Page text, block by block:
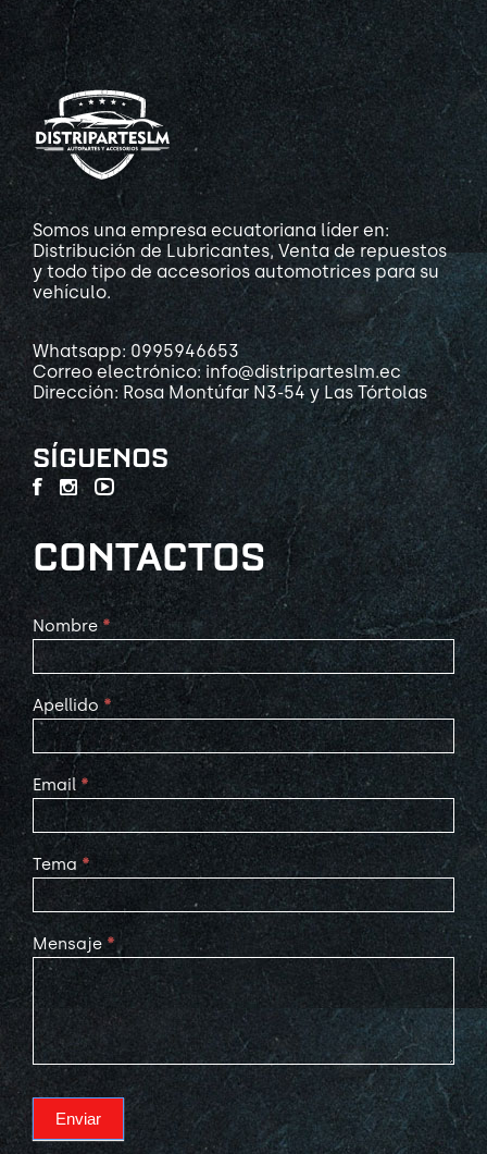
Somos una empresa ecuatoriana líder en:
Distribución de Lubricantes, Venta de repuestos
y todo tipo de accesorios automotrices para su
vehículo.
Whatsapp: 0995946653
Correo electrónico: info@distriparteslm.ec
Dirección: Rosa Montúfar N3-54 y Las Tórtolas
SÍGUENOS
CONTACTOS
Contact
Us
Nombre *
Apellido *
Email *
Tema *
Mensaje *
Enviar